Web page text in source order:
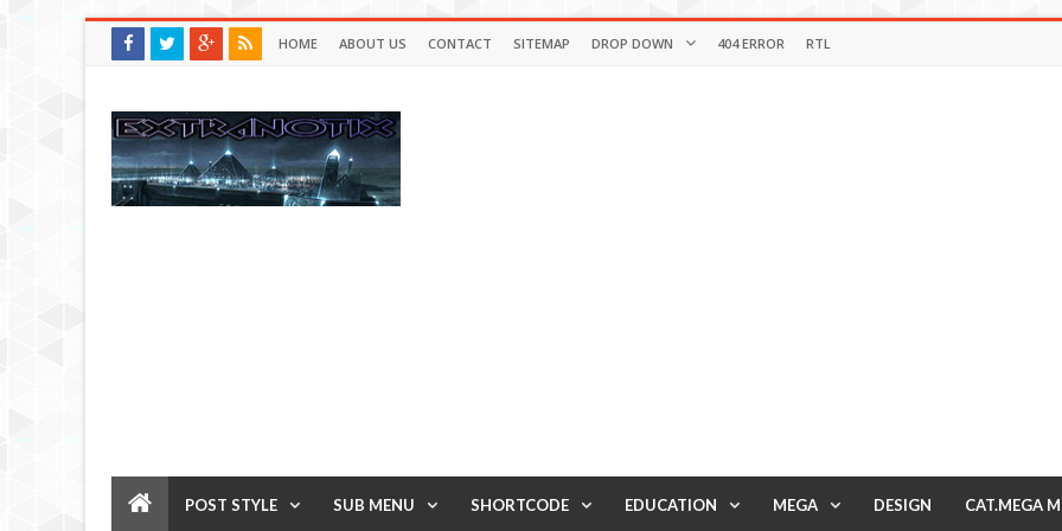
HOME ABOUT US CONTACT SITEMAP DROP DOWN 404 ERROR RTL
POST STYLE SUB MENU SHORTCODE EDUCATION MEGA DESIGN CAT.MEGA